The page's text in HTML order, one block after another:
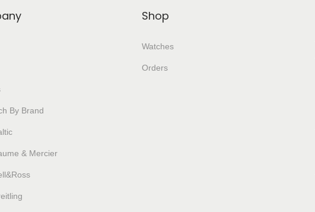
By Brand
& Mercier
Shop
Watches
Orders